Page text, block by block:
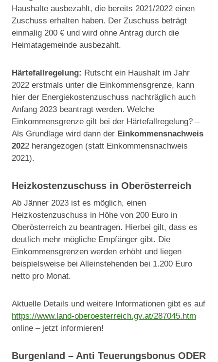
Haushalte ausbezahlt, die bereits 2021/2022 einen
Zuschuss erhalten haben. Der Zuschuss beträgt
einmalig 200 € und wird ohne Antrag durch die
Heimatagemeinde ausbezahlt.
Härtefallregelung: Rutscht ein Haushalt im Jahr
2022 erstmals unter die Einkommensgrenze, kann
hier der Energiekostenzuschuss nachträglich auch
Anfang 2023 beantragt werden. Welche
Einkommensgrenze gilt bei der Härtefallregelung? –
Als Grundlage wird dann der Einkommensnachweis
2022 herangezogen (statt Einkommensnachweis
2021).
Heizkostenzuschuss in Oberösterreich
Ab Jänner 2023 ist es möglich, einen
Heizkostenzuschuss in Höhe von 200 Euro in
Oberösterreich zu beantragen. Hierbei gilt, dass es
deutlich mehr mögliche Empfänger gibt. Die
Einkommensgrenzen werden erhöht und liegen
beispielsweise bei Alleinstehenden bei 1.200 Euro
netto pro Monat.
Aktuelle Details und weitere Informationen gibt es auf
https://www.land-oberoesterreich.gv.at/287045.htm
online – jetzt informieren!
Burgenland – Anti Teuerungsbonus ODER